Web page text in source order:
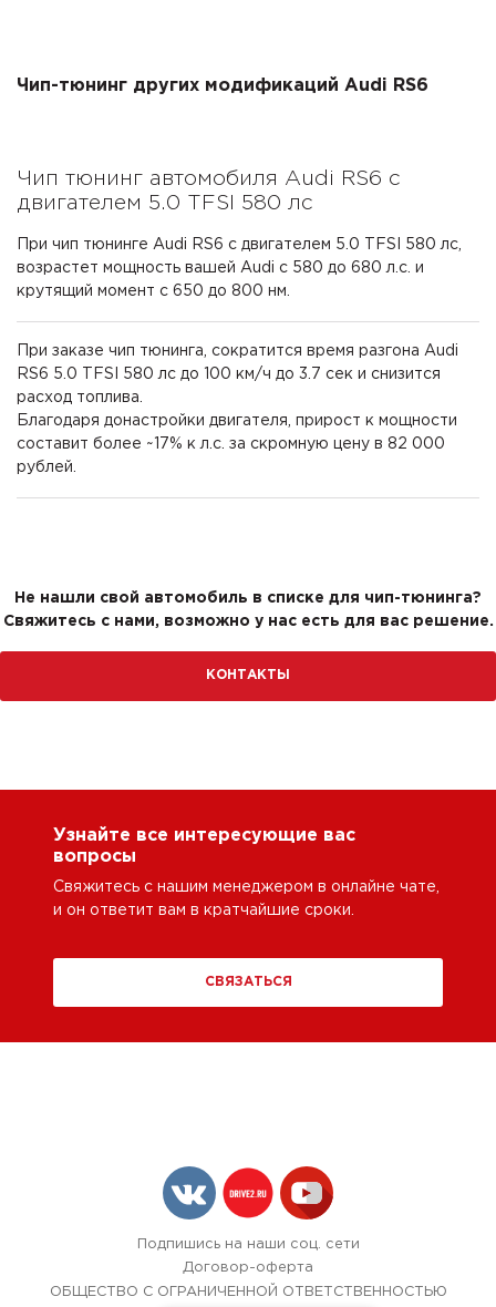
Чип-тюнинг других модификаций Audi RS6
Чип тюнинг автомобиля Audi RS6 с
двигателем 5.0 TFSI 580 лс
При чип тюнинге Audi RS6 с двигателем 5.0 TFSI 580 лс,
возрастет мощность вашей Audi с 580 до 680 л.с. и
крутящий момент с 650 до 800 нм.
При заказе чип тюнинга, сократится время разгона Audi
RS6 5.0 TFSI 580 лс до 100 км/ч до 3.7 сек и снизится
расход топлива.
Благодаря донастройки двигателя, прирост к мощности
составит более ~17% к л.с. за скромную цену в 82 000
рублей.
Не нашли свой автомобиль в списке для чип-тюнинга?
Свяжитесь с нами, возможно у нас есть для вас решение.
КОНТАКТЫ
Узнайте все интересующие вас
вопросы
Свяжитесь с нашим менеджером в онлайне чате,
и он ответит вам в кратчайшие сроки.
СВЯЗАТЬСЯ
Подпишись на наши соц. сети
Договор-оферта
ОБЩЕСТВО С ОГРАНИЧЕННОЙ ОТВЕТСТВЕННОСТЬЮ